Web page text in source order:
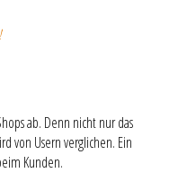
ab. Denn nicht nur das
von Usern verglichen. Ein
Kunden.